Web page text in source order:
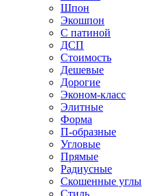
Шпон
Экошпон
С патиной
ДСП
Стоимость
Дешевые
Дорогие
Эконом-класс
Элитные
Форма
П-образные
Угловые
Прямые
Радиусные
Скошенные углы
Стиль